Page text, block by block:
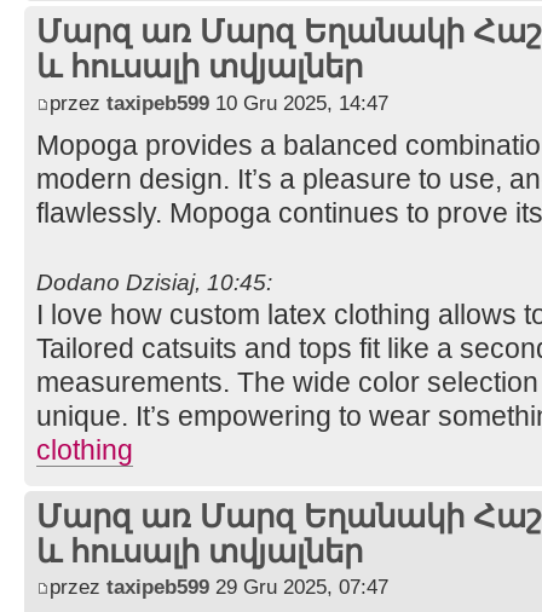
Մարզ առ Մարզ Եղանակի
և հուսալի տվյալներ
przez taxipeb599 10 Gru 2025, 14:47
Mopoga provides a balanced
modern design. It’s a pleasure to use,
flawlessly. Mopoga continues to prove
Dodano Dzisiaj, 10:45:
I love how custom latex clothing allows
Tailored catsuits and tops fit like a
measurements. The wide color
unique. It’s empowering to wear
clothing
Մարզ առ Մարզ Եղանակի
և հուսալի տվյալներ
przez taxipeb599 29 Gru 2025, 07:47